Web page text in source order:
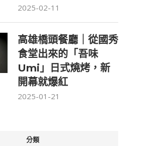
2025-02-11
高雄橋頭餐廳｜從國秀
食堂出來的「吾味
Umi」日式燒烤，新
開幕就爆紅
2025-01-21
分類